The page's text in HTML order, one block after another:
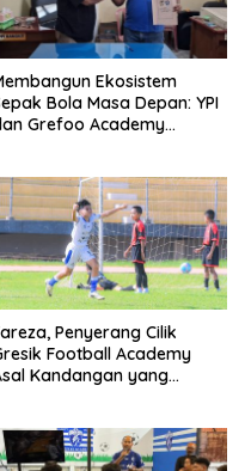
Ekosistem
Bola Masa Depan: YPI
Grefoo Academy
Penyerang Cilik
Football Academy
Kandangan yang